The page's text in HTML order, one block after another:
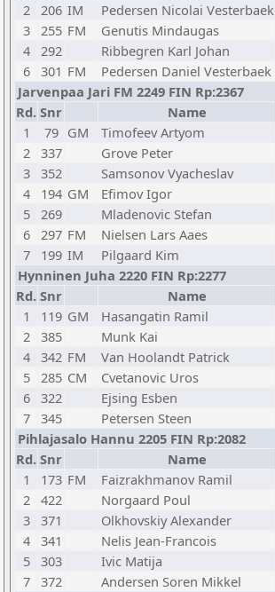
2 206 IM Pedersen Nicolai Vesterbaek
3 255 FM Genutis Mindaugas
4 292 Ribbegren Karl Johan
6 301 FM Pedersen Daniel Vesterbaek
Jarvenpaa Jari FM 2249 FIN Rp:2367
Rd. Snr Name
1
79 GM Timofeev Artyom
2 337 Grove Peter
3 352 Samsonov Vyacheslav
4
194 GM Efimov Igor
5 269 Mladenovic Stefan
6 297 FM Nielsen Lars Aaes
7
199 IM Pilgaard Kim
Hynninen Juha 2220 FIN Rp:2277
Rd. Snr Name
1
119 GM Hasangatin Ramil
2 385 Munk Kai
4 342 FM Van Hoolandt Patrick
5 285 CM Cvetanovic Uros
6 322 Ejsing Esben
7 345 Petersen Steen
Pihlajasalo Hannu 2205 FIN Rp:2082
Rd. Snr Name
1
173 FM Faizrakhmanov Ramil
2 422 Norgaard Poul
3 371 Olkhovskiy Alexander
4 341 Nelis Jean-Francois
5 303 Ivic Matija
7 372 Andersen Soren Mikkel